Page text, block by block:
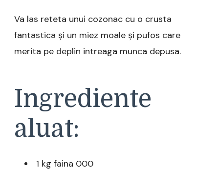
Va las reteta unui cozonac cu o crusta
fantastica și un miez moale și pufos care
merita pe deplin intreaga munca depusa.
Ingrediente
aluat:
1 kg faina 000